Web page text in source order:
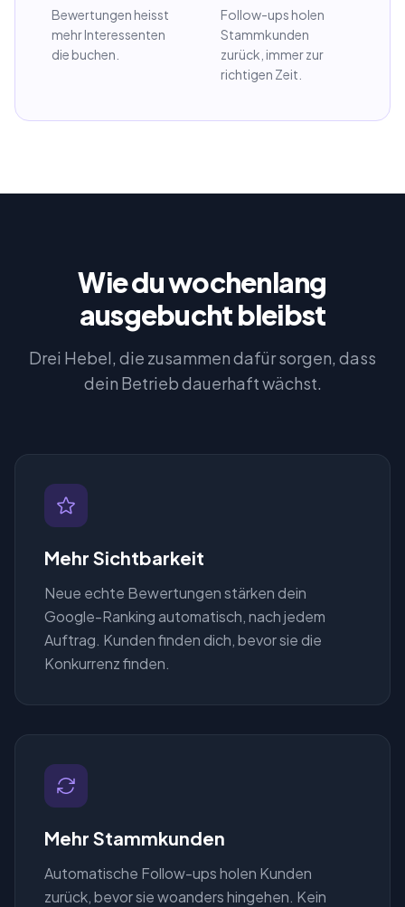
Bewertungen heisst
mehr Interessenten
die buchen.
Follow-ups holen
Stammkunden
zurück, immer zur
richtigen Zeit.
Wie du wochenlang
ausgebucht bleibst
Drei Hebel, die zusammen dafür sorgen, dass
dein Betrieb dauerhaft wächst.
Mehr Sichtbarkeit
Neue echte Bewertungen stärken dein
Google-Ranking automatisch, nach jedem
Auftrag. Kunden finden dich, bevor sie die
Konkurrenz finden.
Mehr Stammkunden
Automatische Follow-ups holen Kunden
zurück, bevor sie woanders hingehen. Kein